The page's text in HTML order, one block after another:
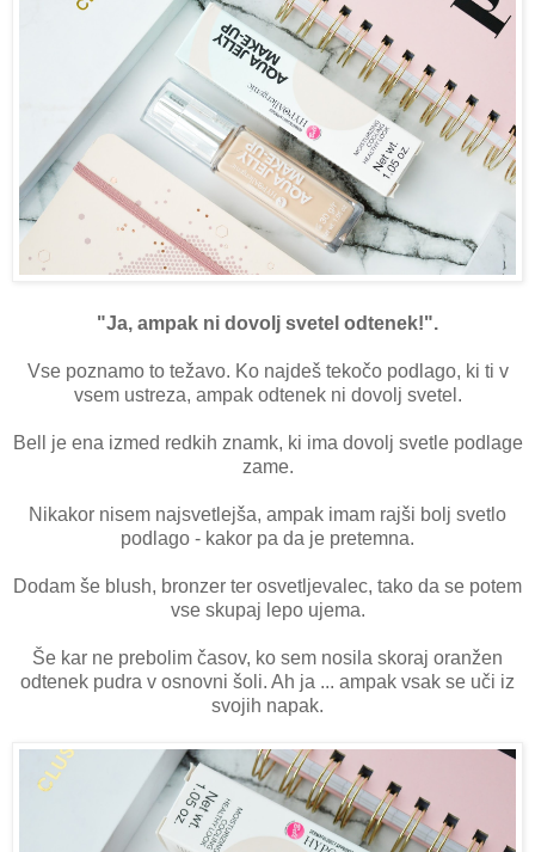
"Ja, ampak ni dovolj svetel odtenek!".
Vse poznamo to težavo. Ko najdeš tekočo podlago, ki ti v
vsem ustreza, ampak odtenek ni dovolj svetel.
Bell je ena izmed redkih znamk, ki ima dovolj svetle podlage
zame.
Nikakor nisem najsvetlejša, ampak imam rajši bolj svetlo
podlago - kakor pa da je pretemna.
Dodam še blush, bronzer ter osvetljevalec, tako da se potem
vse skupaj lepo ujema.
Še kar ne prebolim časov, ko sem nosila skoraj oranžen
odtenek pudra v osnovni šoli. Ah ja ... ampak vsak se uči iz
svojih napak.